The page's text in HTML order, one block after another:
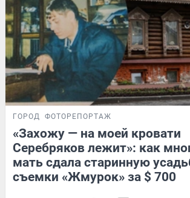
ГОРОД ФОТОРЕПОРТАЖ
«Захожу — на моей кровати
Серебряков лежит»: как
мать сдала старинную
съемки «Жмурок» за $ 700